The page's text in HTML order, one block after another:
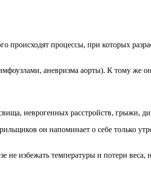
происходят процессы, при которых
аневризма аорты). К тому же
неврогенных расстройств, грыжи,
он напоминает о себе только
избежать температуры и потери веса,